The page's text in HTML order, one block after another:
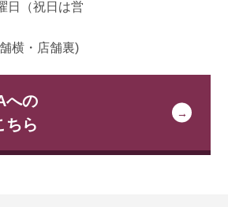
日
（祝日は営
横・店舗裏)
への
ちら